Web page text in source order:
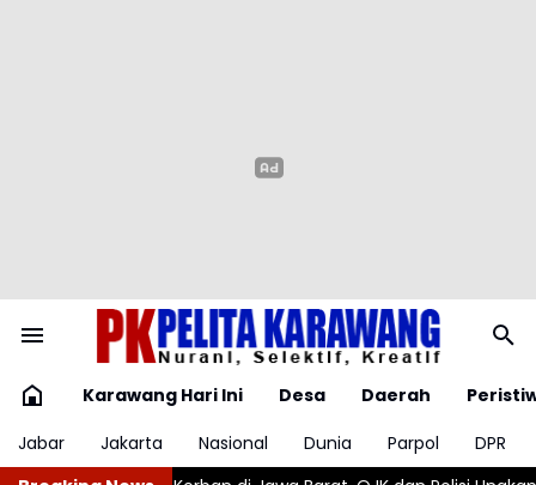
Karawang Hari Ini Desa Daerah
Jabar
Jakarta Nasional Dunia Parpol
DPR